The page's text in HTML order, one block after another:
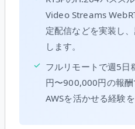
Video Streams
定配信などを実装し
します。
✓ フルリモートで週5
円〜900,000円の報
AWSを活かせる経験を